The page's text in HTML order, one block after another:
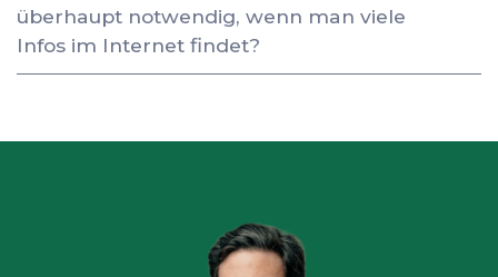
überhaupt notwendig, wenn man viele
Infos im Internet findet?